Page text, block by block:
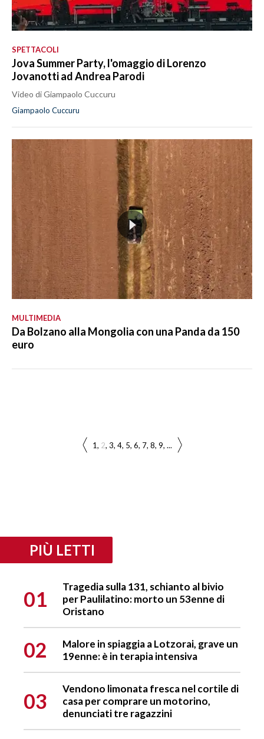
SPETTACOLI
Jova Summer Party, l'omaggio di Lorenzo
Jovanotti ad Andrea Parodi
Video di Giampaolo Cuccuru
Giampaolo Cuccuru
MULTIMEDIA
Da Bolzano alla Mongolia con una Panda da 150
euro
1 2 3 4 5 6 7 8 9 ...
PIÙ LETTI
01
Tragedia sulla 131, schianto al bivio
per Paulilatino: morto un 53enne di
Oristano
02
Malore in spiaggia a Lotzorai, grave un
19enne: è in terapia intensiva
03
Vendono limonata fresca nel cortile di
casa per comprare un motorino,
denunciati tre ragazzini